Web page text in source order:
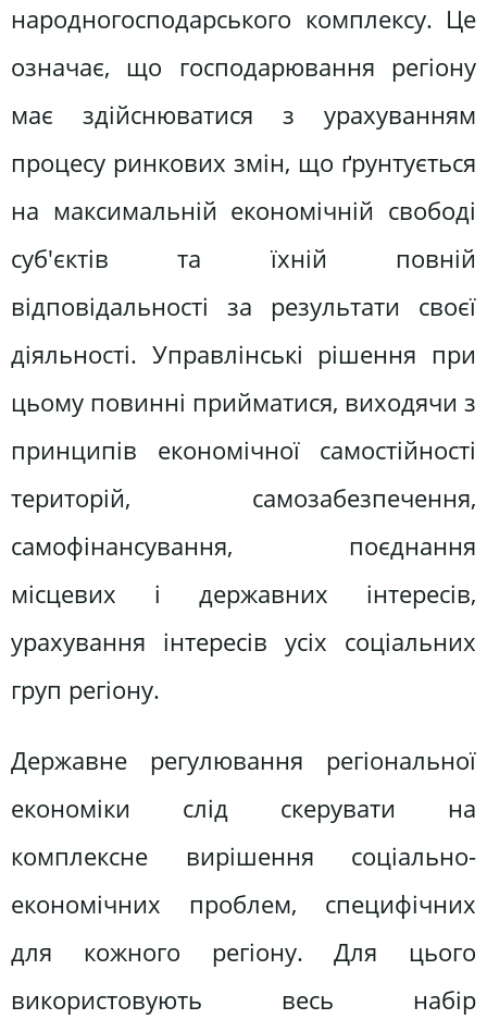
народногосподарського комплексу. Це
означає, що господарювання регіону
має здійснюватися з урахуванням
процесу ринкових змін, що ґрунтується
на максимальній економічній свободі
суб'єктів та їхній повній
відповідальності за результати своєї
діяльності. Управлінські рішення при
цьому повинні прийматися, виходячи з
принципів економічної самостійності
територій, самозабезпечення,
самофінансування, поєднання
місцевих і державних інтересів,
урахування інтересів усіх соціальних
груп регіону.
Державне регулювання регіональної
економіки слід скерувати на
комплексне вирішення соціально-
економічних проблем, специфічних
для кожного регіону. Для цього
використовують весь набір